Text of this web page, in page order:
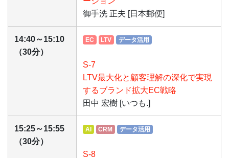
御手洗 正夫 [日本郵便]
14:40～15:10
（30分）
EC LTV データ活用
S-7
LTV最大化と顧客理解の深化で実現
するブランド拡大EC戦略
田中 宏樹 [いつも.]
15:25～15:55
（30分）
AI CRM データ活用
S-8